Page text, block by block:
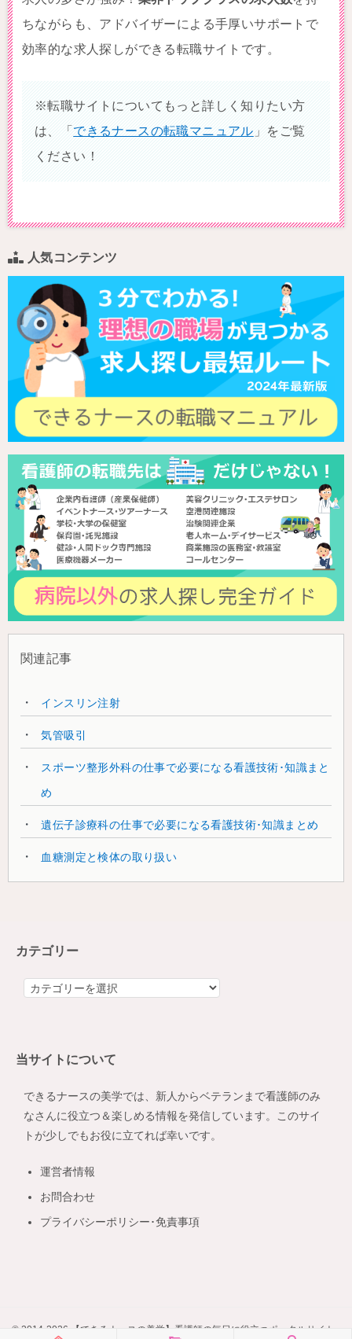
ちながらも、アドバイザーによる手厚いサポートで
効率的な求人探しができる転職サイトです。
※転職サイトについてもっと詳しく知りたい方
は、「できるナースの転職マニュアル 」をご覧
ください！
人気コンテンツ
関連記事
インスリン注射
気管吸引
スポーツ整形外科の仕事で必要になる看護技術･知識まと
め
遺伝子診療科の仕事で必要になる看護技術･知識まとめ
血糖測定と検体の取り扱い
カテゴリー
カ
ー
当サイトについて
できるナースの美学では、新人からベテランまで看護師のみ
なさんに役立つ＆楽しめる情報を発信しています。このサイ
トが少しでもお役に立てれば幸いです。
運営者情報
お問合わせ
プライバシーポリシー･免責事項
© 2014-2026 【できるナースの美学】看護師の毎日に役立つポータルサイト